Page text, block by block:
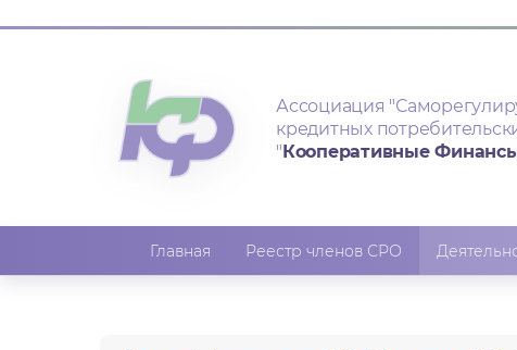
Ассоциация
кредитных
"Кооперативные
Главная Реестр членов СРО